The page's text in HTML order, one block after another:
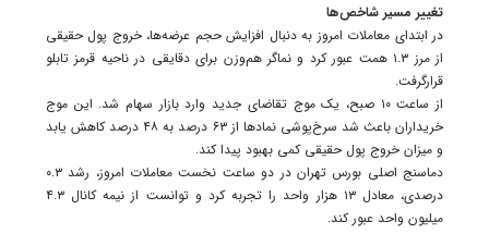
تغییر مسیر شاخص‌ها
در ابتدای معاملات امروز به دنبال افزایش حجم عرضه‌ها، خروج پول حقیقی
از مرز ۱.۳ همت عبور کرد‌ و نماگر هم‌وزن برای دقایقی در ناحیه قرمز تابلو
قرارگرفت.
از ساعت ۱۰ صبح، یک موج تقاضای جدید وارد بازار سهام شد. این موج
خریداران باعث شد سرخ‌پوشی نمادها از ۶۳ درصد به ۴۸ درصد کاهش یابد
و میزان خروج پول حقیقی کمی بهبود پیدا کند.
دماسنج اصلی بورس تهران در دو ساعت نخست معاملات امروز، رشد ۰.۳
درصدی، معادل ۱۳ هزار واحد را تجربه کرد و توانست از نیمه کانال ۴.۳
میلیون واحد عبور کند.